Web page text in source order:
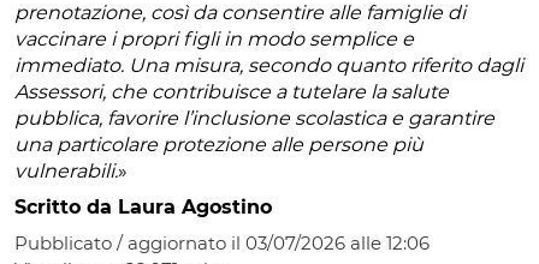
prenotazione, così da consentire alle famiglie di
vaccinare i propri figli in modo semplice e
immediato. Una misura, secondo quanto riferito dagli
Assessori, che contribuisce a tutelare la salute
pubblica, favorire l’inclusione scolastica e garantire
una particolare protezione alle persone più
vulnerabili.»
Scritto da Laura Agostino
Pubblicato / aggiornato il 03/07/2026 alle 12:06